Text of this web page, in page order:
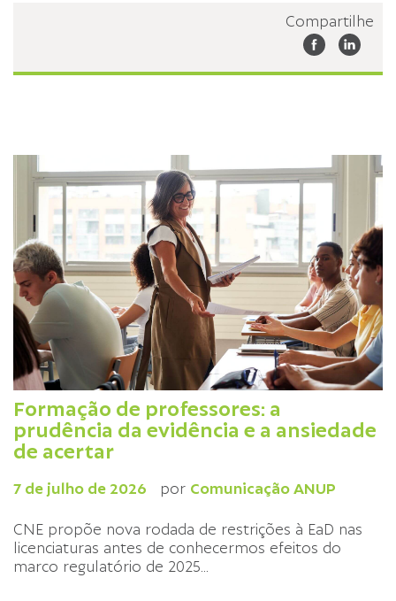
Compartilhe
Formação de professores: a
prudência da evidência e a ansiedade
de acertar
7 de julho de 2026 por Comunicação ANUP
CNE propõe nova rodada de restrições à EaD nas
licenciaturas antes de conhecermos efeitos do
marco regulatório de 2025...